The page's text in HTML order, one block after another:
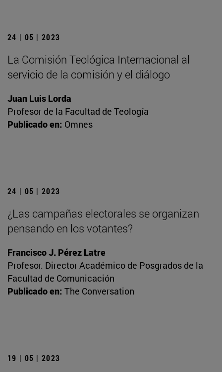
24 | 05 | 2023
La Comisión Teológica Internacional al
servicio de la comisión y el diálogo
Juan Luis Lorda
Profesor de la Facultad de Teología
Publicado en: Omnes
24 | 05 | 2023
¿Las campañas electorales se organizan
pensando en los votantes?
Francisco J. Pérez Latre
Profesor. Director Académico de Posgrados de la
Facultad de Comunicación
Publicado en: The Conversation
19 | 05 | 2023